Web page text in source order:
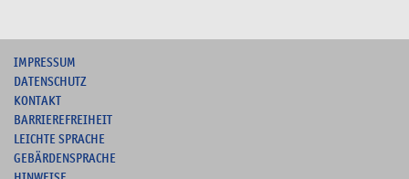
IMPRESSUM
DATENSCHUTZ
KONTAKT
BARRIEREFREIHEIT
LEICHTE SPRACHE
GEBÄRDENSPRACHE